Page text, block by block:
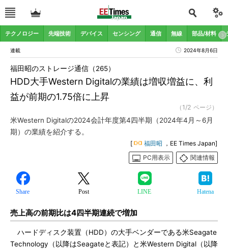
テクノロジー 先端技術 デバイス センシング 通信 無線 部品/材料
連載 2024年8月6日
HDD大手Western Digitalの業績は増収増益に、利
益が前期の1.75倍に上昇
福田昭のストレージ通信（265）
（1/2 ページ）
米Western Digitalの2024会計年度第4四半期（2024年4月～6月
期）の業績を紹介する。
[ 福田昭 ，EE Times Japan]
PC用表示
関連情報
Share Post LINE Hatena
売上高の前期比は4四半期連続で増加
ハードディスク装置（HDD）の大手ベンダーである米Seagate
Technology（以降はSeagateと表記）と米Western Digital（以降